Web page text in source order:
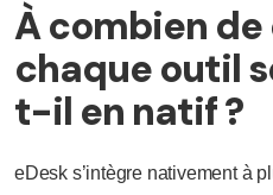
À combien
chaque outil
t-il en natif ?
eDesk s’intègre nativement à